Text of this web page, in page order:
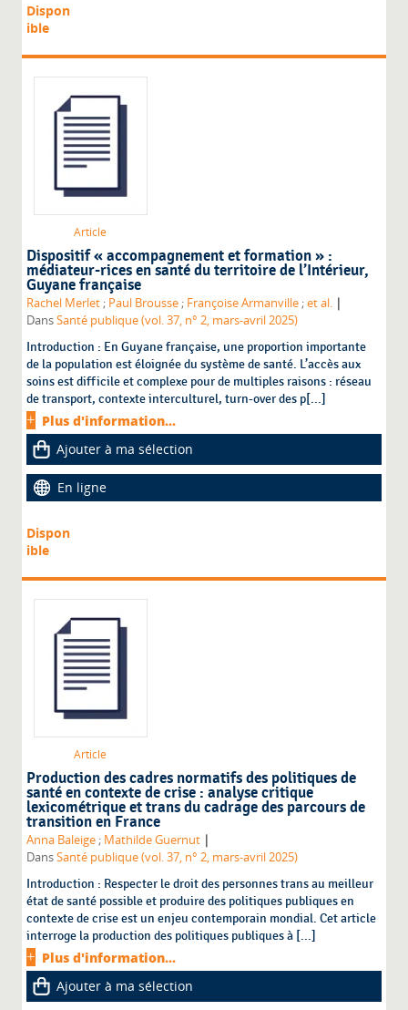
Dispon
ible
Article
Dispositif « accompagnement et formation » :
médiateur-rices en santé du territoire de l’Intérieur,
Guyane française
Rachel Merlet ; Paul Brousse ; Françoise Armanville ;et al. |
DansSanté publique (vol. 37, n° 2, mars-avril 2025)
Introduction : En Guyane française, une proportion importante
de la population est éloignée du système de santé. L’accès aux
soins est difficile et complexe pour de multiples raisons : réseau
de transport, contexte interculturel, turn-over des p[...]
Plus d'information...
Ajouter à ma sélection
En ligne
Dispon
ible
Article
Production des cadres normatifs des politiques de
santé en contexte de crise : analyse critique
lexicométrique et trans du cadrage des parcours de
transition en France
Anna Baleige ; Mathilde Guernut |
DansSanté publique (vol. 37, n° 2, mars-avril 2025)
Introduction : Respecter le droit des personnes trans au meilleur
état de santé possible et produire des politiques publiques en
contexte de crise est un enjeu contemporain mondial. Cet article
interroge la production des politiques publiques à [...]
Plus d'information...
Ajouter à ma sélection